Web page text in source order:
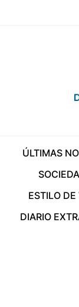
ÚLTIMAS
ESTILO DE
DIARIO